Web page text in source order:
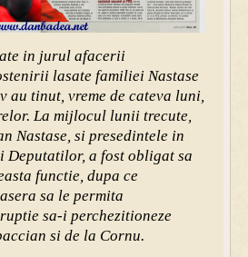
in jurul afacerii
tenirii lasate familiei Nastase
au tinut, vreme de cateva luni,
La mijlocul lunii trecute,
Nastase, si presedintele in
Deputatilor, a fost obligat sa
functie, dupa ce
sa le permita
sa-i perchezitioneze
si de la Cornu.